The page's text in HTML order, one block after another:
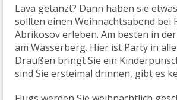
und sind anschließend auf dem
Lava getanzt? Dann haben sie
sollten einen Weihnachtsabend bei
Abrikosov erleben. Am besten in der
am Wasserberg. Hier ist Party in
Draußen bringt Sie ein
sind Sie ersteimal drinnen, gibt es